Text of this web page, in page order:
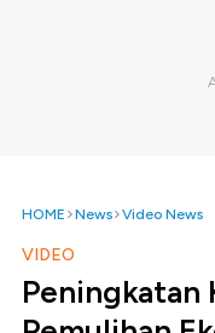
HOME News Video News
VIDEO
Peningkatan